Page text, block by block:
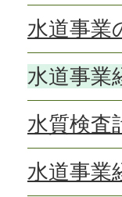
水道事業
水道事業
水質検査
水道事業